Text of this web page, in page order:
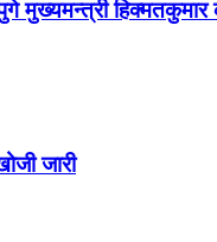
मुख्यमन्त्री हिक्मतकुमार
जारी